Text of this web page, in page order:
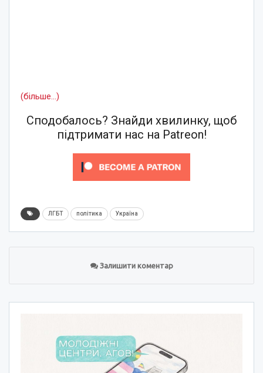
(більше…)
Сподобалось? Знайди хвилинку, щоб
підтримати нас на Patreon!
ЛГБТ політика Україна
Залишити коментар